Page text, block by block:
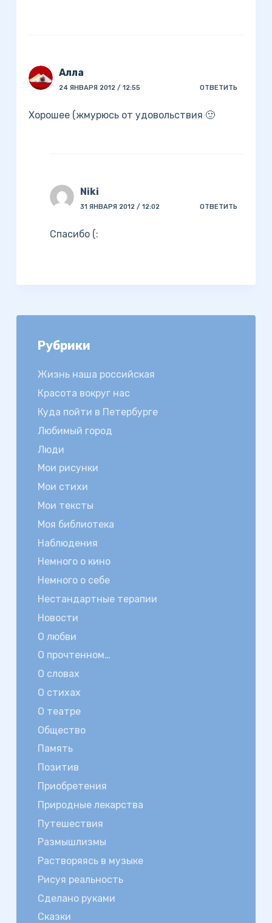
Алла
24 ЯНВАРЯ 2012 / 12:55 ОТВЕТИТЬ
Хорошее (жмурюсь от удовольствия 🙂
Niki
31 ЯНВАРЯ 2012 / 12:02 ОТВЕТИТЬ
Спасибо (:
Рубрики
Жизнь наша российская
Красота вокруг нас
Куда пойти в Петербурге
Любимый город
Люди
Мои рисунки
Мои стихи
Мои тексты
Моя библиотека
Наблюдения
Немного о кино
Немного о себе
Нестандартные терапии
Новости
О любви
О прочтенном…
О словах
О стихах
О театре
Общество
Память
Позитив
Приобретения
Природные лекарства
Путешествия
Размышлизмы
Растворяясь в музыке
Рисуя реальность
Сделано руками
Сказки